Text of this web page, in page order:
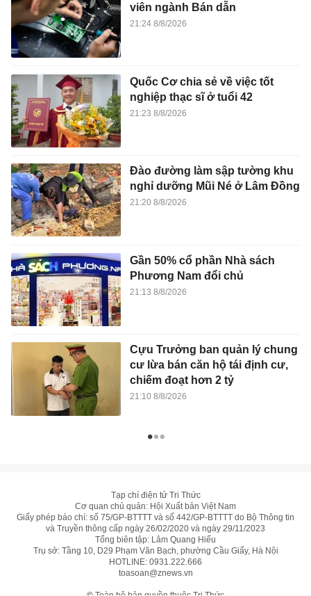
viên ngành Bán dẫn
21:24 8/8/2026
Quốc Cơ chia sẻ về việc tốt
nghiệp thạc sĩ ở tuổi 42
21:23 8/8/2026
Đào đường làm sập tường khu
nghỉ dưỡng Mũi Né ở Lâm Đồng
21:20 8/8/2026
Gần 50% cổ phần Nhà sách
Phương Nam đổi chủ
21:13 8/8/2026
Cựu Trưởng ban quản lý chung
cư lừa bán căn hộ tái định cư,
chiếm đoạt hơn 2 tỷ
21:10 8/8/2026
Tạp chí điện tử Tri Thức
Cơ quan chủ quản: Hội Xuất bản Việt Nam
Giấy phép báo chí: số 75/GP-BTTTT và số 442/GP-BTTTT do Bộ Thông tin
và Truyền thông cấp ngày 26/02/2020 và ngày 29/11/2023
Tổng biên tập: Lâm Quang Hiếu
Trụ sở: Tầng 10, D29 Phạm Văn Bạch, phường Cầu Giấy, Hà Nội
HOTLINE: 0931.222.666
toasoan@znews.vn